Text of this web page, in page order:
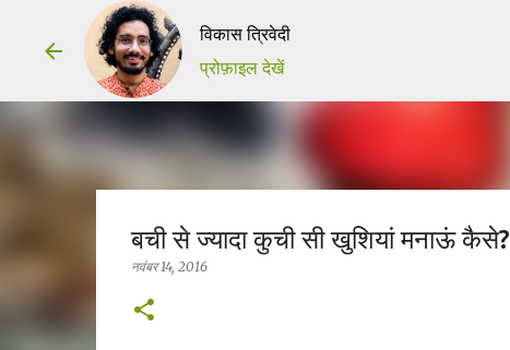
विकास त्रिवेदी
प्रोफ़ाइल देखें
बची से ज्यादा कुची सी खुशियां मनाऊं कैसे?
नवंबर 14, 2016